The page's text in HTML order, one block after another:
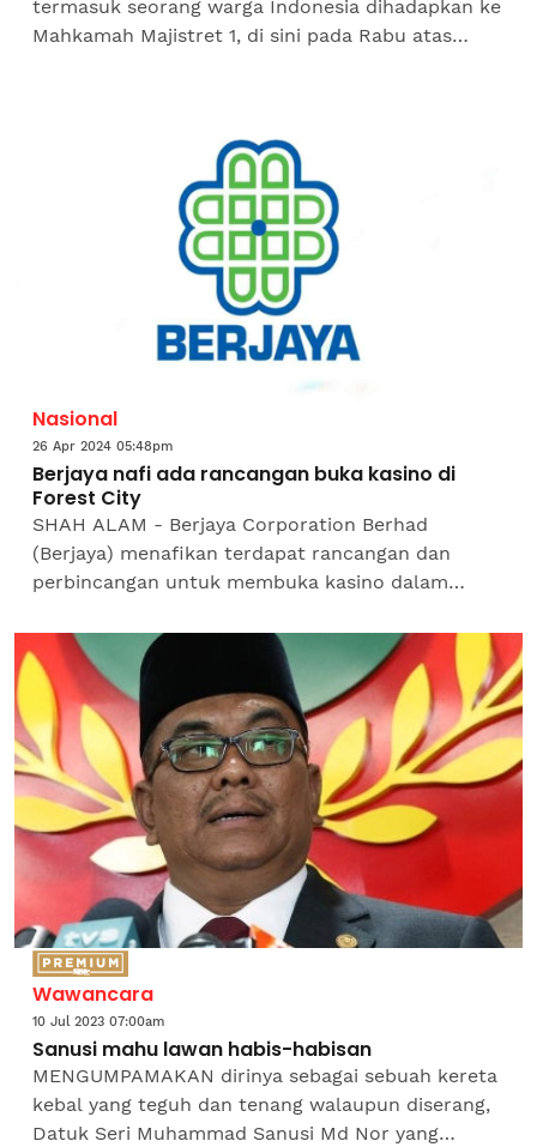
termasuk seorang warga Indonesia dihadapkan ke
Mahkamah Majistret 1, di sini pada Rabu atas
Nasional
26 Apr 2024 05:48pm
Berjaya nafi ada rancangan buka kasino di
Forest City
SHAH ALAM - Berjaya Corporation Berhad
(Berjaya) menafikan terdapat rancangan dan
perbincangan untuk membuka kasino dalam
kenyataan berkata, laporan yang...
Wawancara
10 Jul 2023 07:00am
Sanusi mahu lawan habis-habisan
MENGUMPAMAKAN dirinya sebagai sebuah kereta
kebal yang teguh dan tenang walaupun diserang,
Datuk Seri Muhammad Sanusi Md Nor yang